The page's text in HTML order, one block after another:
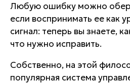
Любую ошибку можно
если воспринимать ее как
сигнал: теперь вы знаете,
что нужно исправить.
Собственно, на этой
популярная система